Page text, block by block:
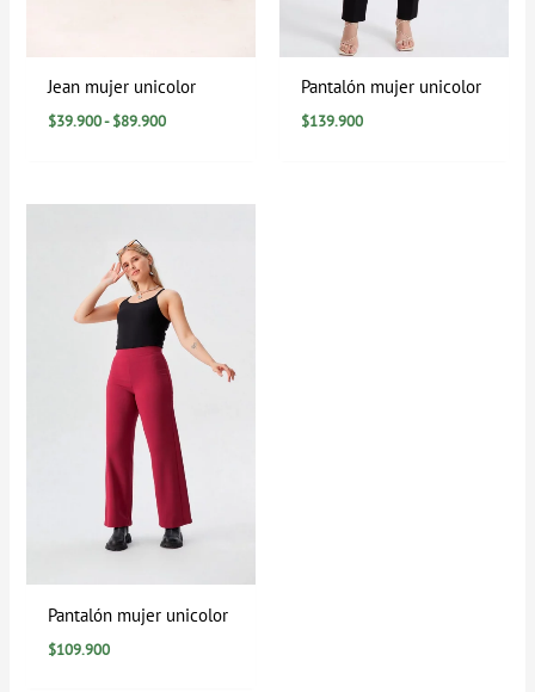
Jean mujer unicolor
$39.900- $89.900
Pantalón mujer unicolor
$139.900
Pantalón mujer unicolor
$109.900